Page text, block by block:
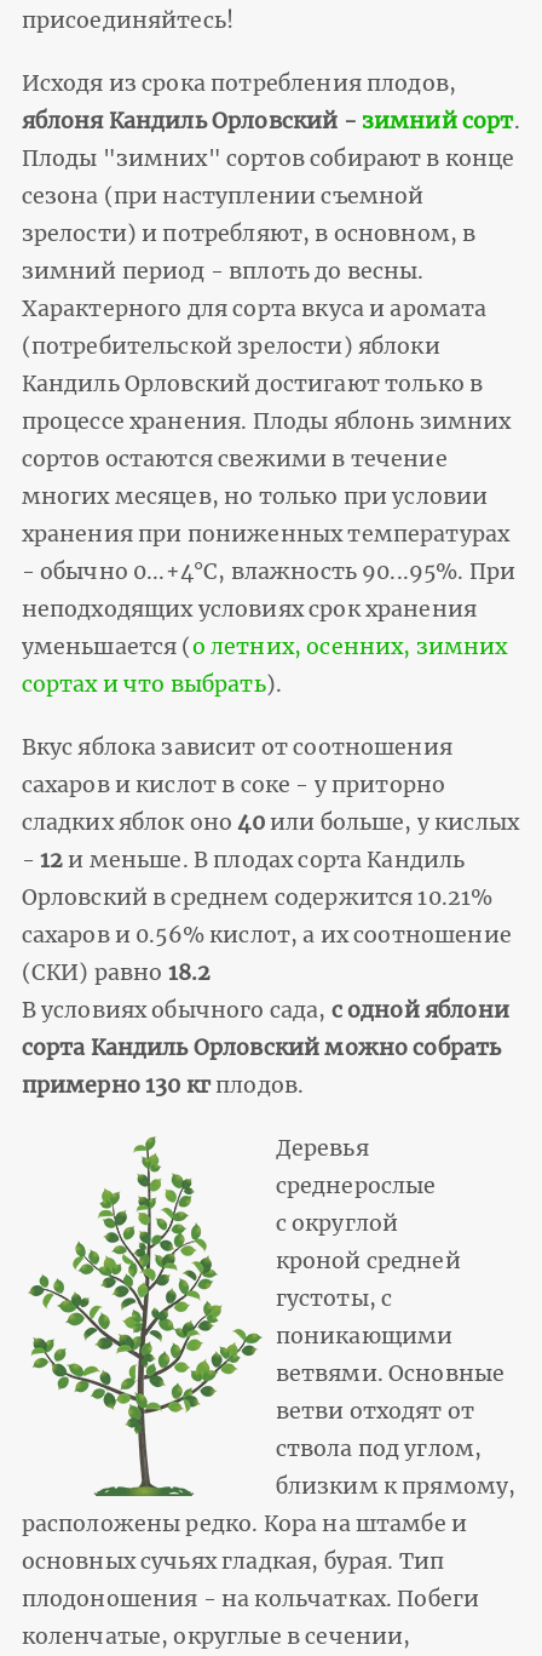
присоединяйтесь!
Исходя из срока потребления плодов,
яблоня Кандиль Орловский - зимний сорт.
Плоды "зимних" сортов собирают в конце
сезона (при наступлении съемной
зрелости) и потребляют, в основном, в
зимний период - вплоть до весны.
Характерного для сорта вкуса и аромата
(потребительской зрелости) яблоки
Кандиль Орловский достигают только в
процессе хранения. Плоды яблонь зимних
сортов остаются свежими в течение
многих месяцев, но только при условии
хранения при пониженных температурах
- обычно 0...+4°С, влажность 90...95%. При
неподходящих условиях срок хранения
уменьшается (о летних, осенних, зимних
сортах и что выбрать).
Вкус яблока зависит от соотношения
сахаров и кислот в соке - у приторно
сладких яблок оно40или больше, у кислых
- 12и меньше. В плодах сорта Кандиль
Орловский в среднем содержится 10.21%
сахаров и 0.56% кислот, а их соотношение
(СКИ) равно 18.2
В условиях обычного сада, с одной яблони
сорта Кандиль Орловский можно собрать
примерно 130 кгплодов.
Деревья
среднерослые
с округлой
кроной средней
густоты, с
поникающими
ветвями. Основные
ветви отходят от
ствола под углом,
близким к прямому,
расположены редко. Кора на штамбе и
основных сучьях гладкая, бурая. Тип
плодоношения - на кольчатках. Побеги
коленчатые, округлые в сечении,